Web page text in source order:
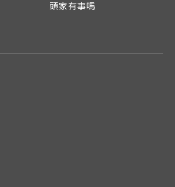
頭家有事嗎